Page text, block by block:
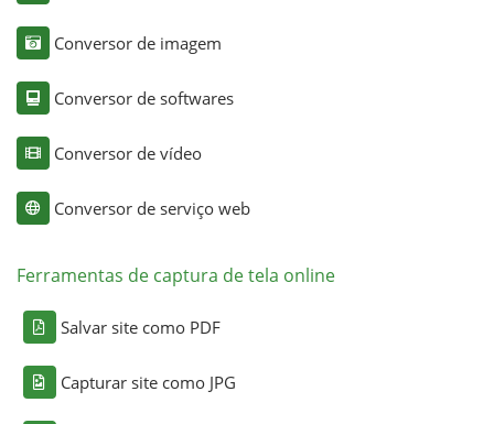
Conversor de imagem
Conversor de softwares
Conversor de vídeo
Conversor de serviço web
Ferramentas de captura de tela online
Salvar site como PDF
Capturar site como JPG